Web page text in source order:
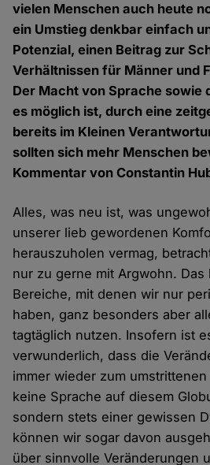
vielen Menschen auch heute
ein Umstieg denkbar einfach
Potenzial, einen Beitrag zur
Verhältnissen für Männer und
Der Macht von Sprache sowie
es möglich ist, durch eine
bereits im Kleinen
sollten sich mehr Menschen
Kommentar von Constantin
Alles, was neu ist, was
unserer lieb gewordenen
herauszuholen vermag,
nur zu gerne mit Argwohn. Das
Bereiche, mit denen wir nur
haben, ganz besonders aber
tagtäglich nutzen. Insofern ist
verwunderlich, dass die
immer wieder zum
keine Sprache auf diesem
sondern stets einer gewissen
können wir sogar davon
über sinnvolle Veränderungen